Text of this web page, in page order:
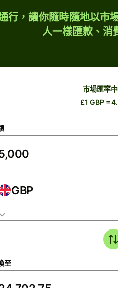
行，讓你隨時隨地以市
人一樣匯款、消
市場匯率
£1 GBP =
GBP
至